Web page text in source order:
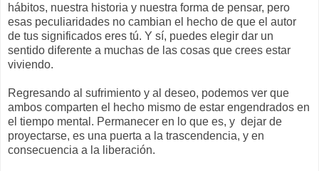
hábitos, nuestra historia y nuestra forma de pensar, pero
esas peculiaridades no cambian el hecho de que el autor
de tus significados eres tú. Y sí, puedes elegir dar un
sentido diferente a muchas de las cosas que crees estar
viviendo.
Regresando al sufrimiento y al deseo, podemos ver que
ambos comparten el hecho mismo de estar engendrados en
el tiempo mental. Permanecer en lo que es, y dejar de
proyectarse, es una puerta a la trascendencia, y en
consecuencia a la liberación.